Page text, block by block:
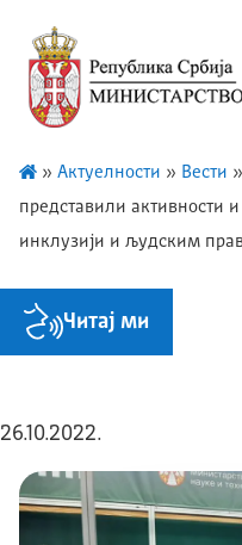
» Актуелности » Вести »
представили активности
инклузији и људским
Читај ми
26.10.2022.